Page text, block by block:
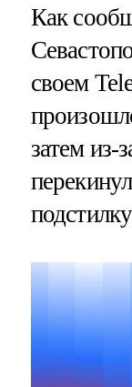
Как
своем
затем из-